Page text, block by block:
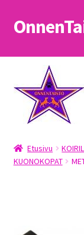
Siirry
navigointiin
Siirry
sisältöön
Etusivu
Kassa
Oma tili
OnnenTaisto
Etusivu
KUONOKOPAT